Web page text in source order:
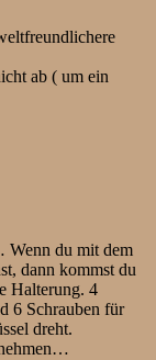
ab ( um ein
du mit dem
dann kommst du
Halterung. 4
6 Schrauben für
dreht.